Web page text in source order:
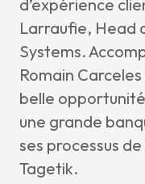
d’expérience
Larraufie, Head
Systems.
Romain
belle
une grande
ses processus
Tagetik.